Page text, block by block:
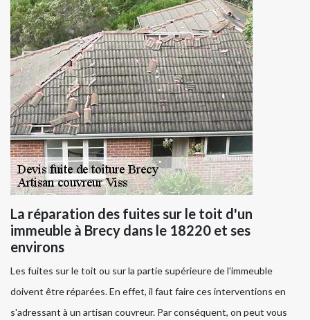
La réparation des fuites sur le toit d'un
immeuble à Brecy dans le 18220 et ses
environs
Les fuites sur le toit ou sur la partie supérieure de l'immeuble
doivent être réparées. En effet, il faut faire ces interventions en
s'adressant à un artisan couvreur. Par conséquent, on peut vous